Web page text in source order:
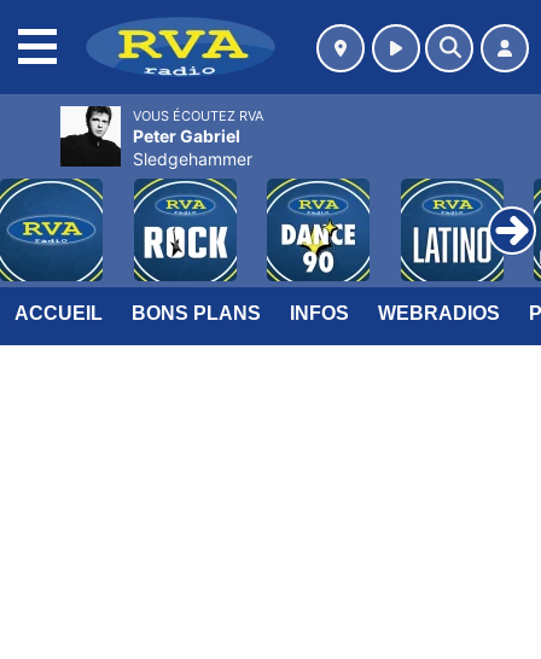
ACCUEIL BONS PLANS INFOS WEBRADIOS
VOUS ÉCOUTEZ RVA
Peter Gabriel
Sledgehammer